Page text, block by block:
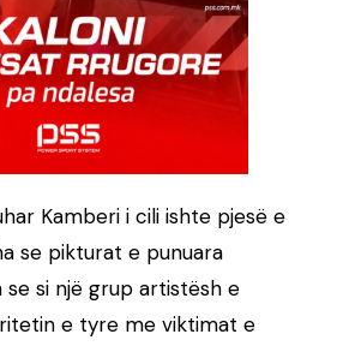
Kamberi i cili ishte pjesë e
se pikturat e punuara
si një grup artistësh e
e tyre me viktimat e